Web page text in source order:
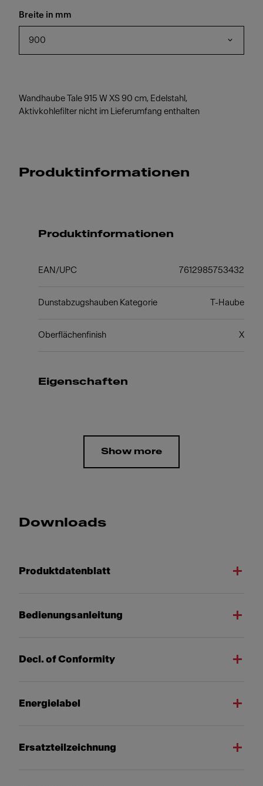
Breite in mm
900
Wandhaube Tale 915 W XS 90 cm, Edelstahl,
Aktivkohlefilter nicht im Lieferumfang enthalten
Produktinformationen
Produktinformationen
EAN/UPC 7612985753432
Dunstabzugshauben Kategorie T-Haube
Oberflächenfinish X
Eigenschaften
Show more
Downloads
Produktdatenblatt
Bedienungsanleitung
Decl. of Conformity
Energielabel
Ersatzteilzeichnung